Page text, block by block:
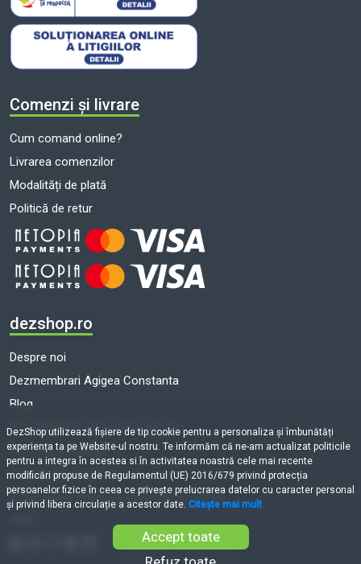
Comenzi și livrare
Cum comand online?
Livrarea comenzilor
Modalități de plată
Politică de retur
dezshop.ro
Despre noi
Dezmembrari Agigea Constanta
Blog
Dezmembrari auto toate marcile
Termeni și condiții
Politică de cookie-uri
Prelucrarea datelor cu caracter personal
DezShop utilizează fişiere de tip cookie pentru a personaliza și îmbunătăți
experiența ta pe Website-ul nostru. Te informăm că ne-am actualizat politicile
pentru a integra în acestea si în activitatea noastră cele mai recente
modificări propuse de Regulamentul (UE) 2016/679 privind protecția
persoanelor fizice în ceea ce privește prelucrarea datelor cu caracter personal
și privind libera circulație a acestor date. Citește mai mult
Accept toate